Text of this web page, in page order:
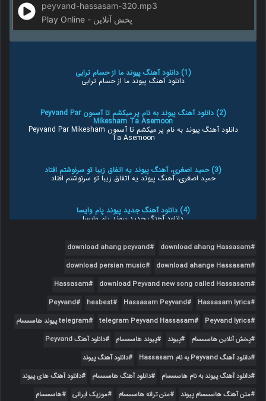
peyvand-hassasam-320.mp3
Play Online - پخش آنلاین
(1) دانلود آهنگ پیوند ما از حسام ترابی
دانلود آهنگ پیوند ما از حسام ترابی
(2) دانلود آهنگ پیوند به نام پر میکشم تا آسمون Peyvand Par
Mikesham Ta Asemoon
دانلود آهنگ پیوند به نام پر میکشم تا آسمون Peyvand Par Mikesham
Ta Asemoon
(3) حمید اصغری، آهنگ پیوند یه اتفاق زیبا تو سرنوشتم افتاد
حمید اصغری، آهنگ پیوند یه اتفاق زیبا تو سرنوشتم افتاد
(4) دانلود آهنگ جدید پیوند پام وایسا
دانلود آهنگ جدید پیوند پام وایسا
download ahang Hassasam
download ahang peyvand
download ahange Hassasam
download persian music
download Peyvand new song called Hassasam
Hassasam
Hassasam lyrics
Hassasam Peyvand
hesbest
Peyvand
Peyvand lyrics
telegram Peyvand Hassasam
telegram پیوند هاسسسام
پخش آنلاین هاسسسام
پیوند پیوند هاسسسام
دانلود آهنگ Peyvand
دانلود آهنگ Peyvand به نام Hassasam
دانلود آهنگ پیوند
دانلود آهنگ پیوند به نام هاسسسام
دانلود آهنگ هاسسسام
دانلود آهنگ های پیوند
متن آهنگ هاسسسام پیوند
متن ترانه هاسسسام موزیک ایرانی هاسسسام